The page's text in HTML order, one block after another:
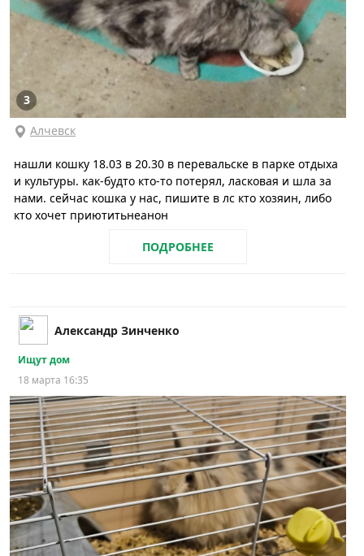
3
Алчевск
нашли кошку 18.03 в 20.30 в перевальске в парке отдыха
и культуры. как-будто кто-то потерял, ласковая и шла за
нами. сейчас кошка у нас, пишите в лс кто хозяин, либо
кто хочет приютитьнеанон
ПОДРОБНЕЕ
Александр Зинченко
Ищут дом
18 марта 16:35